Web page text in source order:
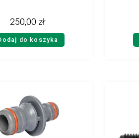
250,00 zł
do koszyka